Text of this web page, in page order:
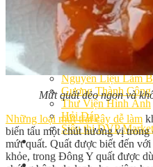
Hướng Nghiệp Á Âu
Bếp Nhà Kate
Kinh Nghiệm Kinh
Cơ Hội Việc Làm
Kiến Thức – Kỹ
Dụng Cụ Làm Bánh
Nguyên Liệu Làm
Gương Thành Công
Thư Viện Hình Ảnh
Hỏi Đáp
Siêu thị ĐVP Market
Việc Làm
Mứt quất dẻo ngon và
Những loại mứt trái cây dễ làm
biến tấu một chút hương vị
mứt quất. Quất được biết đến
khỏe, trong Đông Y quất được